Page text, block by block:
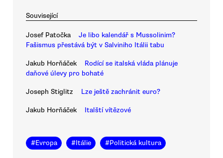
Související
Josef Patočka
Je libo kalendář s Mussolinim?
Fašismus přestává být v Salviniho Itálii tabu
Jakub Horňáček
Rodící se italská vláda plánuje
daňové úlevy pro bohaté
Joseph Stiglitz Lze ještě zachránit euro?
Jakub Horňáček Italští vítězové
#Evropa #Itálie #Politická kultura